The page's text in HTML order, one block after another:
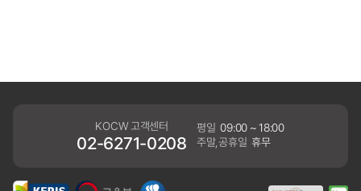
KOCW 고객센터
02-6271-0208
평일 09:00 ~ 18:00
주말,공휴일 휴무